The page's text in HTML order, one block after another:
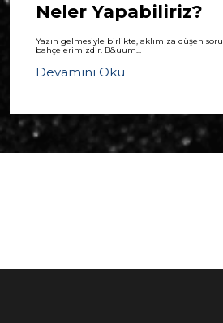
Neler Yapabiliriz?
Yazın gelmesiyle birlikte, aklımıza düşen
bahçelerimizdir. B&uum...
Devamını Oku